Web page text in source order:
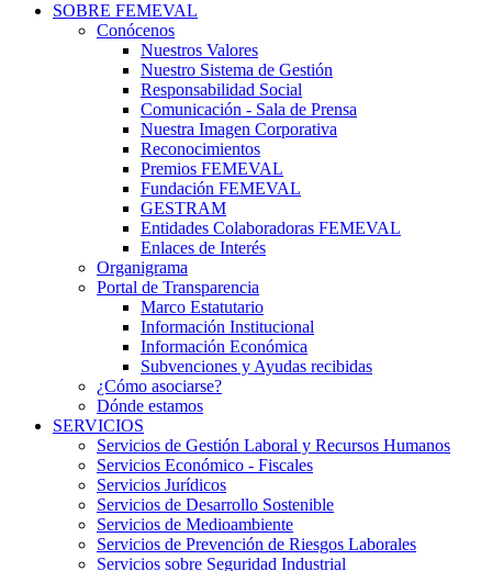
SOBRE FEMEVAL
Conócenos
Nuestros Valores
Nuestro Sistema de Gestión
Responsabilidad Social
Comunicación - Sala de Prensa
Nuestra Imagen Corporativa
Reconocimientos
Premios FEMEVAL
Fundación FEMEVAL
GESTRAM
Entidades Colaboradoras FEMEVAL
Enlaces de Interés
Organigrama
Portal de Transparencia
Marco Estatutario
Información Institucional
Información Económica
Subvenciones y Ayudas recibidas
¿Cómo asociarse?
Dónde estamos
SERVICIOS
Servicios de Gestión Laboral y Recursos Humanos
Servicios Económico - Fiscales
Servicios Jurídicos
Servicios de Desarrollo Sostenible
Servicios de Medioambiente
Servicios de Prevención de Riesgos Laborales
Servicios sobre Seguridad Industrial